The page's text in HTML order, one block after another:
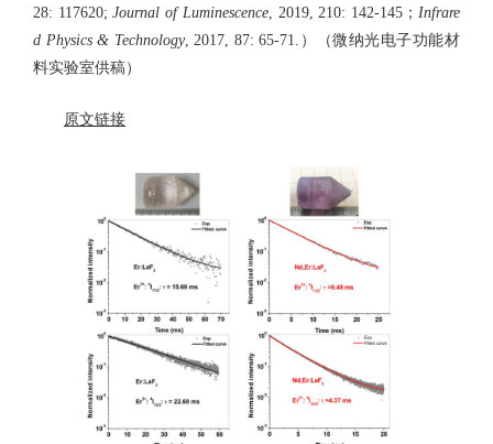
28: 117620;Journal of Luminescence, 2019, 210: 142-145； Infrare
d Physics & Technology, 2017, 87: 65-71.）（微纳光电子功能材
料实验室供稿）
原文链接